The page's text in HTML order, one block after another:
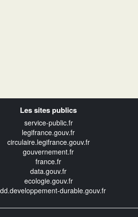
Les sites publics
service-public.fr
legifrance.gouv.fr
circulaire.legifrance.gouv.fr
gouvernement.fr
france.fr
data.gouv.fr
ecologie.gouv.fr
durable.gouv.fr